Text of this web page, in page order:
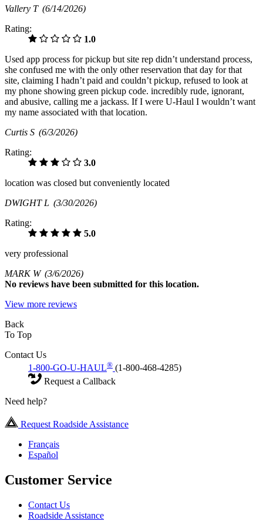
Vallery T (6/14/2026)
Rating:
1.0
Used app process for pickup but site rep didn’t understand process,
she confused me with the only other reservation that day for that
site, claiming I hadn’t paid and couldn’t pickup, refused to look at
my phone showing green pickup code. incredibly rude, ignorant,
and abusive, calling me a jackass. If I were U-Haul I wouldn’t want
my name associated with that location.
Curtis S (6/3/2026)
Rating:
3.0
location was closed but conveniently located
DWIGHT L (3/30/2026)
Rating:
5.0
very professional
MARK W (3/6/2026)
No reviews have been submitted for this location.
View more reviews
Back
To Top
Contact Us
1-800-GO-U-HAUL® (1-800-468-4285)
Request a Callback
Need help?
Request Roadside Assistance
Français
Español
Customer Service
Contact Us
Roadside Assistance